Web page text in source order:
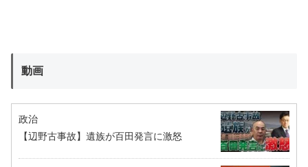
動画
政治
【辺野古事故】遺族が百田発言に激怒